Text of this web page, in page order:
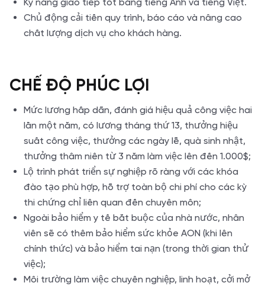
Chủ động cải tiến quy trình, báo cáo và nâng cao
chất lượng dịch vụ cho khách hàng.
CHẾ ĐỘ PHÚC LỢI
Mức lương hấp dẫn, đánh giá hiệu quả công việc hai
lần một năm, có lương tháng thứ 13, thưởng hiệu
suất công việc, thưởng các ngày lễ, quà sinh nhật,
thưởng thâm niên từ 3 năm làm việc lên đến 1.000$;
Lộ trình phát triển sự nghiệp rõ ràng với các khóa
đào tạo phù hợp, hỗ trợ toàn bộ chi phí cho các kỳ
thi chứng chỉ liên quan đến chuyên môn;
Ngoài bảo hiểm y tế bắt buộc của nhà nước, nhân
viên sẽ có thêm bảo hiểm sức khỏe AON (khi lên
chính thức) và bảo hiểm tai nạn (trong thời gian thử
việc);
Môi trường làm việc chuyên nghiệp, linh hoạt, cởi mở